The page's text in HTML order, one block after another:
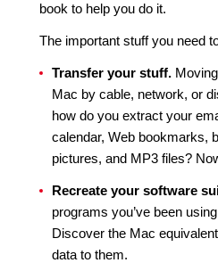
book to help you do it.
The important stuff you need
Transfer your stuff.
Mac by cable, network, or
how do you extract your
calendar, Web bookmarks,
pictures, and MP3 files?
Recreate your software
programs you’ve been
Discover the Mac
data to them.